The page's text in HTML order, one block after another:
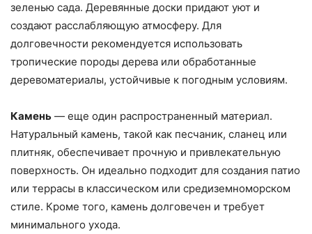
зеленью сада. Деревянные доски придают уют и
создают расслабляющую атмосферу. Для
долговечности рекомендуется использовать
тропические породы дерева или обработанные
деревоматериалы, устойчивые к погодным условиям.
Камень — еще один распространенный материал.
Натуральный камень, такой как песчаник, сланец или
плитняк, обеспечивает прочную и привлекательную
поверхность. Он идеально подходит для создания патио
или террасы в классическом или средиземноморском
стиле. Кроме того, камень долговечен и требует
минимального ухода.